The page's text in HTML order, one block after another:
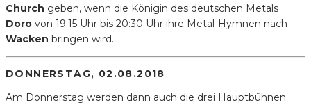
Church geben, wenn die Königin des deutschen Metals
Doro von 19:15 Uhr bis 20:30 Uhr ihre Metal-Hymnen nach
Wacken bringen wird.
DONNERSTAG, 02.08.2018
Am Donnerstag werden dann auch die drei Hauptbühnen